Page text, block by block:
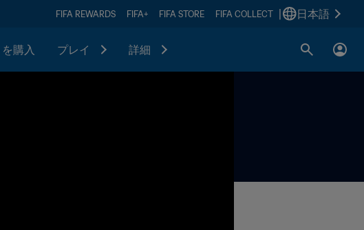
FIFA REWARDS FIFA+ FIFA STORE FIFA COLLECT 日本語
購入 プレイ 詳細